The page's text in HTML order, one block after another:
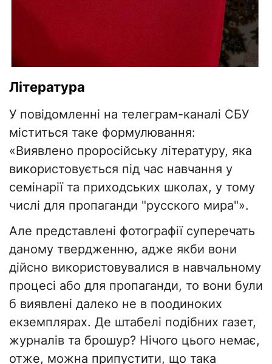
Література
У повідомленні на телеграм-каналі СБУ
міститься таке формулювання:
«Виявлено проросійську літературу, яка
використовується під час навчання у
семінарії та приходських школах, у тому
числі для пропаганди "русского мира"».
Але представлені фотографії суперечать
даному твердженню, адже якби вони
дійсно використовувалися в навчальному
процесі або для пропаганди, то вони були
б виявлені далеко не в поодиноких
екземплярах. Де штабелі подібних газет,
журналів та брошур? Нічого цього немає,
отже, можна припустити, що така